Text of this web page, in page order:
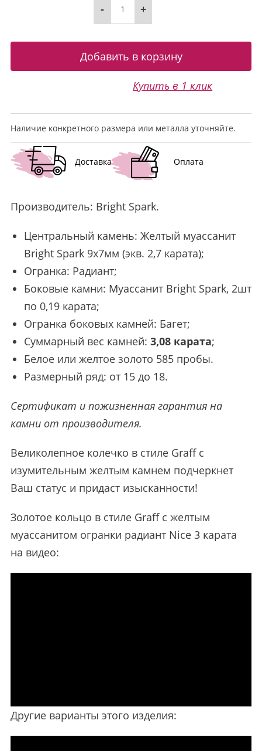
- +
Купить в 1 клик
Наличие конкретного размера или металла уточняйте.
Доставка Оплата
Производитель: Bright Spark.
Центральный камень: Желтый муассанит
Bright Spark 9х7мм (экв. 2,7 карата);
Огранка: Радиант;
Боковые камни: Муассанит Bright Spark, 2шт
по 0,19 карата;
Огранка боковых камней: Багет;
Суммарный вес камней: 3,08 карата;
Белое или желтое золото 585 пробы.
Размерный ряд: от 15 до 18.
Сертификат и пожизненная гарантия на
камни от производителя.
Великолепное колечко в стиле Graff с
изумительным желтым камнем подчеркнет
Ваш статус и придаст изысканности!
Золотое кольцо в стиле Graff с желтым
муассанитом огранки радиант Nice 3 карата
на видео:
Другие варианты этого изделия: